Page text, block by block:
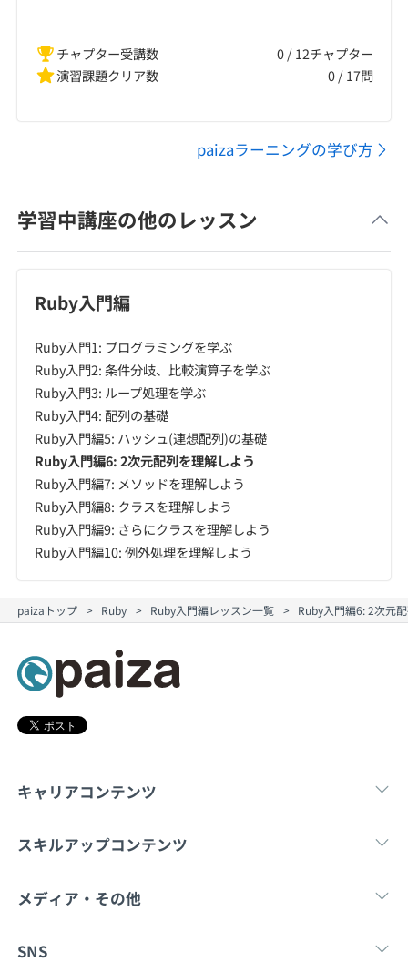
チャプター受講数
0 / 12チャプター
演習課題クリア数
0/17問
paizaラーニングの学び方
学習中講座の他のレッスン
Ruby入門編
Ruby入門1: プログラミングを学ぶ
Ruby入門2: 条件分岐、比較演算子を学ぶ
Ruby入門3: ループ処理を学ぶ
Ruby入門4: 配列の基礎
Ruby入門編5: ハッシュ(連想配列)の基礎
Ruby入門編6: 2次元配列を理解しよう
Ruby入門編7: メソッドを理解しよう
Ruby入門編8: クラスを理解しよう
Ruby入門編9: さらにクラスを理解しよう
Ruby入門編10: 例外処理を理解しよう
paizaトップ Ruby Ruby入門編レッスン一覧 Ruby入門編6: 2次元
キャリアコンテンツ
転職・キャリア 新卒就
スキルアップコンテンツ
学習 マンガ・ゲーム
メディア・その他
Tech Team Journal note
SNS